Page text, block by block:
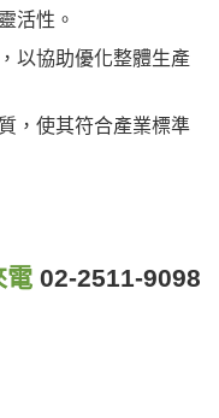
活性。
以協助優化整體生產
，使其符合產業標準
電 02-2511-9098